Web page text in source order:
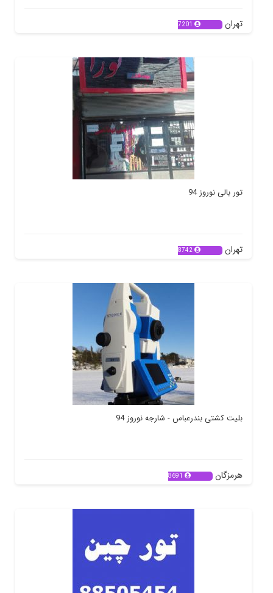
تهران 7201
تور بالی نوروز 94
تهران 8742
بلیت کشتی بندرعباس - شارجه نوروز 94
هرمزگان 8691